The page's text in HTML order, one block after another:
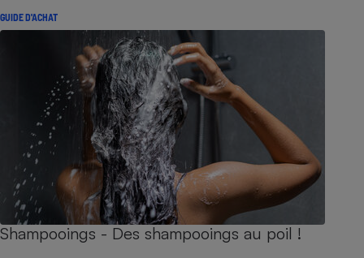
GUIDE D'ACHAT
Shampooings - Des shampooings au poil !